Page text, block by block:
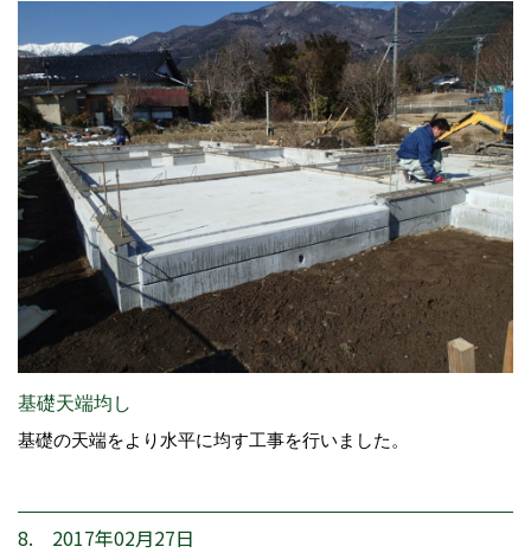
基礎天端均し
基礎の天端をより水平に均す工事を行いました。
8. 2017年02月27日